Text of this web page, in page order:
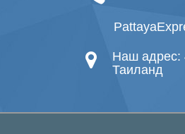
Наш адрес:
Таиланд